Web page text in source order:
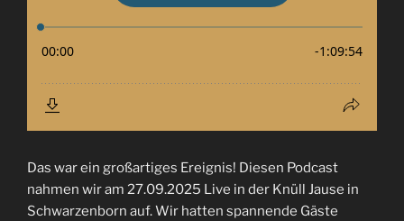
Das war ein großartiges Ereignis! Diesen Podcast
nahmen wir am 27.09.2025 Live in der Knüll Jause in
Schwarzenborn auf. Wir hatten spannende Gäste